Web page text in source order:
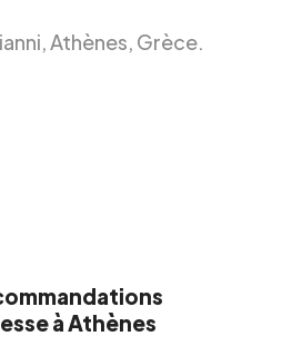
Athènes, Grèce.
à Athènes